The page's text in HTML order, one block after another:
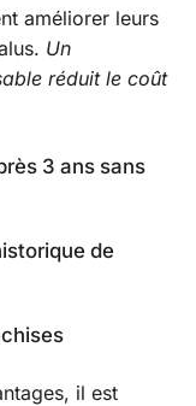
améliorer leurs
Un
réduit le coût
3 ans sans
de
il est